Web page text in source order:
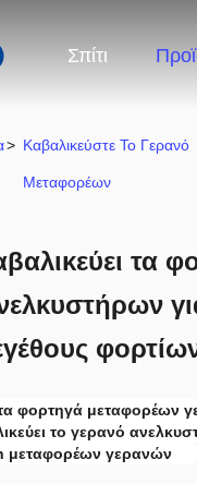
Σπίτι
> Καβαλικεύστε Το Γερανό
Μεταφορέων
τα
φορτηγά μεταφορέων
το γερανό
μεταφορέων γερανών